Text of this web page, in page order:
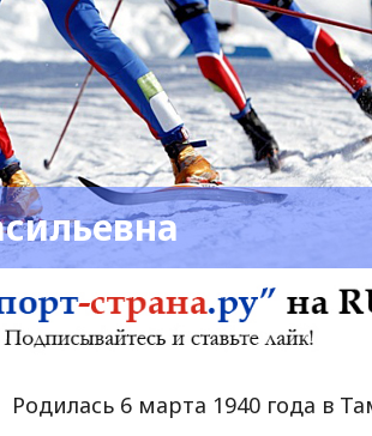
Родилась 6 марта 1940 года в